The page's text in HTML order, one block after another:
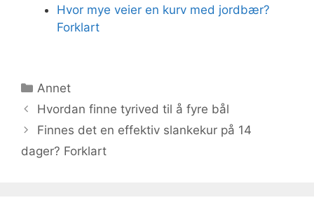
Hvor mye veier en kurv med jordbær?
Forklart
Kategorier
Annet
Hvordan finne tyrived til å fyre bål
Finnes det en effektiv slankekur på 14
dager? Forklart